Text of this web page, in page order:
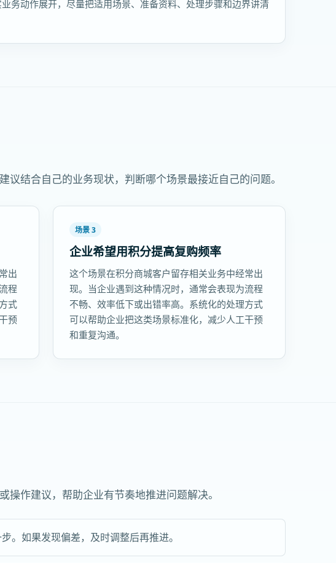
务动作展开，尽量把适用场景、准备资料、处理步骤和边界讲清
结合自己的业务现状，判断哪个场景最接近自己的问题。
出
程
式
预
场景 3
企业希望用积分提高复购频率
这个场景在积分商城客户留存相关业务中经常出
现。当企业遇到这种情况时，通常会表现为流程
不畅、效率低下或出错率高。系统化的处理方式
可以帮助企业把这类场景标准化，减少人工干预
和重复沟通。
作建议，帮助企业有节奏地推进问题解决。
如果发现偏差，及时调整后再推进。